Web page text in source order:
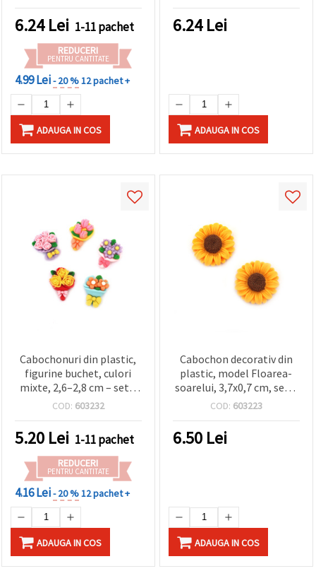
6.24Lei 1-11 pachet
REDUCERI
PENTRU CANTITATE
4.99 Lei- 20 %12 pachet +
ADAUGA IN COS
6.24Lei
ADAUGA IN COS
Cabochonuri din plastic,
figurine buchet, culori
mixte, 2,6–2,8 cm – set 5
buc.
COD: 603232
5.20 Lei 1-11 pachet
REDUCERI
PENTRU CANTITATE
4.16 Lei- 20 %12 pachet +
ADAUGA IN COS
Cabochon decorativ din
plastic, model Floarea-
soarelui, 3,7x0,7 cm, set 5
buc.
COD: 603223
6.50 Lei
ADAUGA IN COS